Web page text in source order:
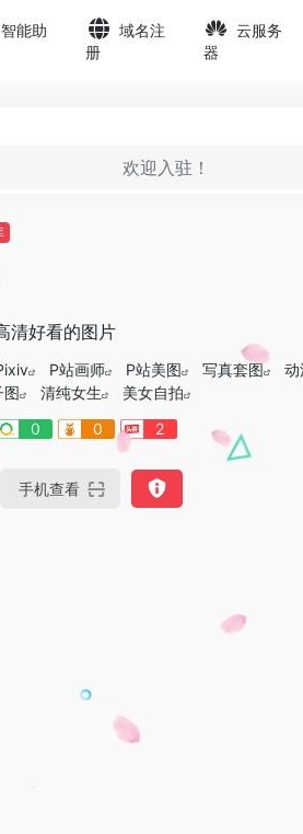
智能助
域名注
册
云服务
器
欢迎入驻！
清好看的图片
P站画师 P站美图 写真套图
动
图 清纯女生
美女自拍
0 0 2
手机查看